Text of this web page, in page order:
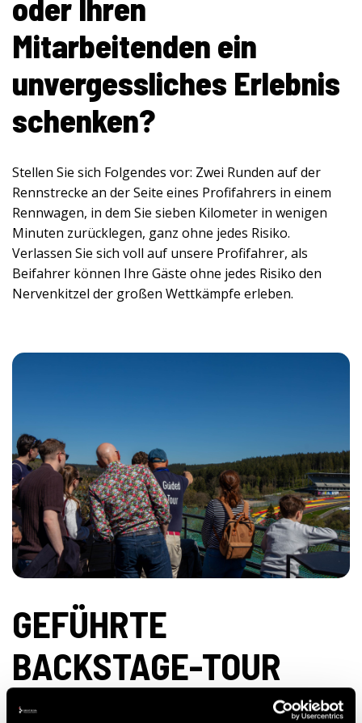
oder Ihren
Mitarbeitenden ein
unvergessliches Erlebnis
schenken?
Stellen Sie sich Folgendes vor: Zwei Runden auf der
Rennstrecke an der Seite eines Profifahrers in einem
Rennwagen, in dem Sie sieben Kilometer in wenigen
Minuten zurücklegen, ganz ohne jedes Risiko.
Verlassen Sie sich voll auf unsere Profifahrer, als
Beifahrer können Ihre Gäste ohne jedes Risiko den
Nervenkitzel der großen Wettkämpfe erleben.
GEFÜHRTE
BACKSTAGE-TOUR
PREIS